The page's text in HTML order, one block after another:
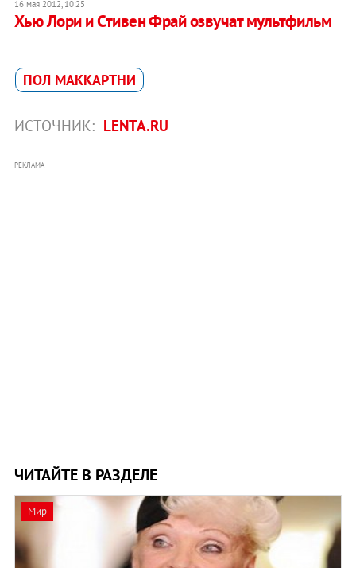
16 мая 2012, 10:25
Хью Лори и Стивен Фрай озвучат мультфильм
ПОЛ МАККАРТНИ
ИСТОЧНИК: LENTA.RU
РЕКЛАМА
ЧИТАЙТЕ В РАЗДЕЛЕ
Мир